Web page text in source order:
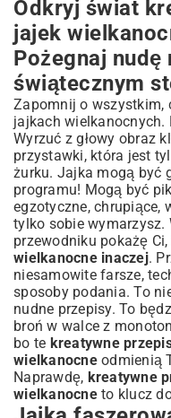
Odkryj świat
wielkanocnych:
świątecznym stole
Jajka faszerowane: Od
egzotykę –
Tradycyjne farsze w
zaskoczyć gości?
Roślinne alternatywy:
wegetariańskie
Egzotyczne akcenty:
nutą podróży
Jajka dekorowane:
Twoim stole
Naturalne barwniki i
metody zdobienia
Jajka w formie
Zabawa dla całej
Nietypowe sposoby
wielkanocnych:
smakiem
Jajka w galarecie:
na każdą okazję
Mini tarty i babeczki z
Odkryj świat
jajek
Pożegnaj nudę
świątecznym
Zapomnij o wszystkim,
jajkach wielkanocnych.
Wyrzuć z głowy obraz
przystawki, która jest
żurku. Jajka mogą być
programu! Mogą być
egzotyczne, chrupiące,
tylko sobie wymarzysz.
przewodniku pokażę Ci,
wielkanocne inaczej.
niesamowite farsze,
sposoby podania. To
nudne przepisy. To
broń w walce z
bo te kreatywne
wielkanocneodmienią
Naprawdę, kreatywne
wielkanocneto klucz